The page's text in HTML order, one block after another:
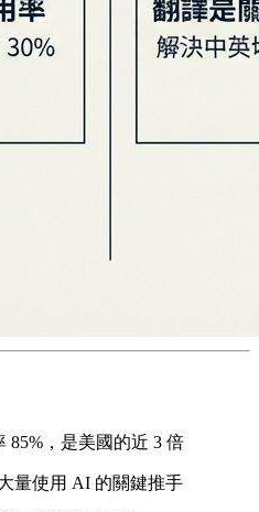
85%，是美國的近 3 倍
量使用 AI 的關鍵推手